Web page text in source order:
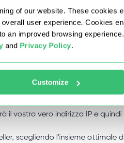
of our website. These cookies
user experience. Cookies
an improved browsing
and Privacy Policy.
Customize
affrontato restrizioni e divieti
il vostro vero indirizzo IP e
scegliendo l'insieme